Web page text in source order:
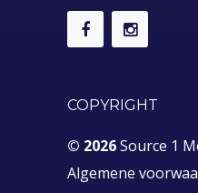
COPYRIGHT
© 2026Source 1
Algemene